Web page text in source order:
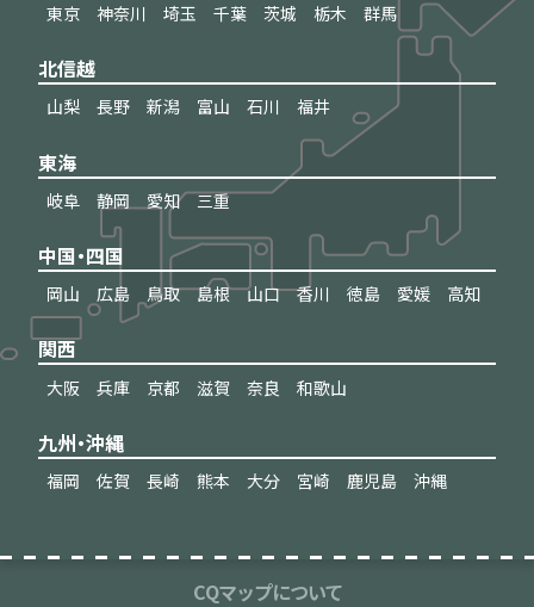
東京 神奈川 埼玉 千葉 茨城 栃木 群馬
北信越
山梨 長野 新潟 富山 石川 福井
東海
岐阜 静岡 愛知 三重
中国・四国
岡山 広島 鳥取 島根 山口 香川 徳島 愛媛 高知
関西
大阪 兵庫 京都 滋賀 奈良 和歌山
九州・沖縄
福岡 佐賀 長崎 熊本 大分 宮崎 鹿児島 沖縄
CQマップについて